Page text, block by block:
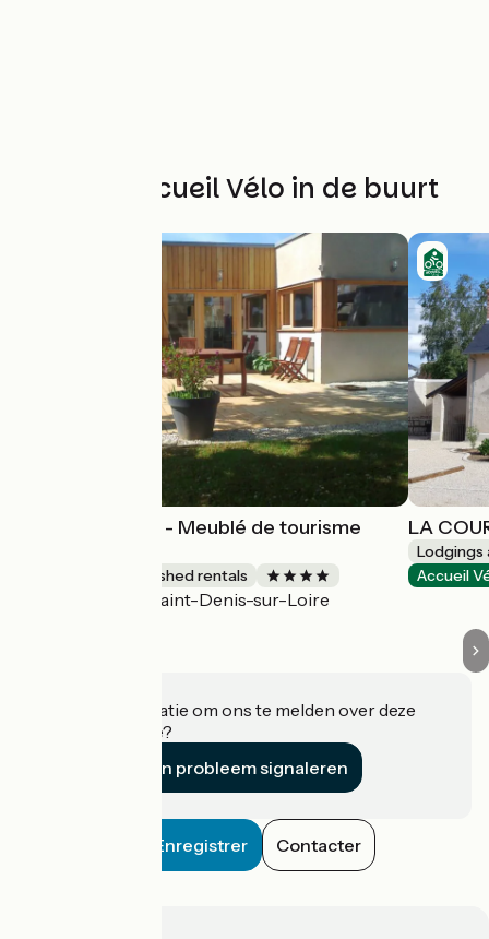
Andere Accueil Vélo in de buurt
Gîte Harmonies - Meublé de tourisme
Lodgings and furnished rentals
Saint-Denis-sur-Loire
LA
Lodgings
Accueil
Heeft u informatie om ons te melden over deze
accommodatie?
Een probleem signaleren
Enregistrer Contacter